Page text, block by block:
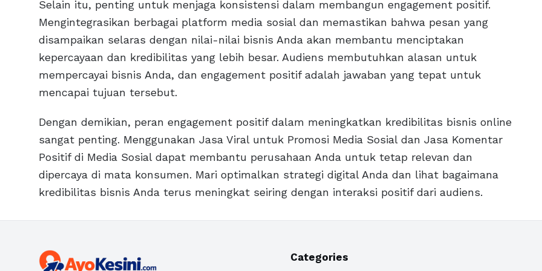
Selain itu, penting untuk menjaga konsistensi dalam membangun engagement positif.
Mengintegrasikan berbagai platform media sosial dan memastikan bahwa pesan yang
disampaikan selaras dengan nilai-nilai bisnis Anda akan membantu menciptakan
kepercayaan dan kredibilitas yang lebih besar. Audiens membutuhkan alasan untuk
mempercayai bisnis Anda, dan engagement positif adalah jawaban yang tepat untuk
mencapai tujuan tersebut.
Dengan demikian, peran engagement positif dalam meningkatkan kredibilitas bisnis online
sangat penting. Menggunakan Jasa Viral untuk Promosi Media Sosial dan Jasa Komentar
Positif di Media Sosial dapat membantu perusahaan Anda untuk tetap relevan dan
dipercaya di mata konsumen. Mari optimalkan strategi digital Anda dan lihat bagaimana
kredibilitas bisnis Anda terus meningkat seiring dengan interaksi positif dari audiens.
Categories